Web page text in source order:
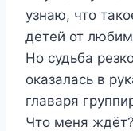
узнаю, что
детей от
Но судьба
оказалась в
главаря
Что меня